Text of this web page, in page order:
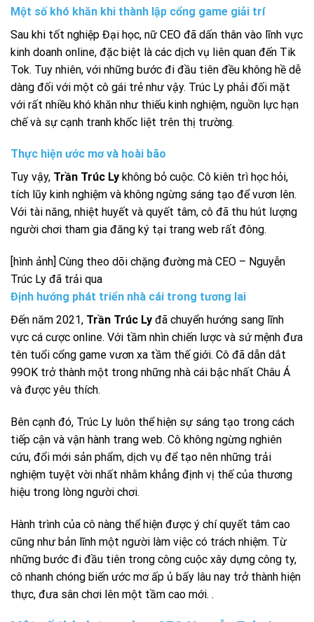
Một số khó khăn khi thành lập cổng game giải trí
Sau khi tốt nghiệp Đại học, nữ CEO đã dấn thân vào lĩnh vực
kinh doanh online, đặc biệt là các dịch vụ liên quan đến Tik
Tok. Tuy nhiên, với những bước đi đầu tiên đều không hề dễ
dàng đối với một cô gái trẻ như vậy. Trúc Ly phải đối mặt
với rất nhiều khó khăn như thiếu kinh nghiệm, nguồn lực hạn
chế và sự cạnh tranh khốc liệt trên thị trường.
Thực hiện ước mơ và hoài bão
Tuy vậy, Trần Trúc Ly không bỏ cuộc. Cô kiên trì học hỏi,
tích lũy kinh nghiệm và không ngừng sáng tạo để vươn lên.
Với tài năng, nhiệt huyết và quyết tâm, cô đã thu hút lượng
người chơi tham gia đăng ký tại trang web rất đông.
[hình ảnh] Cùng theo dõi chặng đường mà CEO – Nguyễn
Trúc Ly đã trải qua
Định hướng phát triển nhà cái trong tương lai
Đến năm 2021, Trần Trúc Ly đã chuyển hướng sang lĩnh
vực cá cược online. Với tầm nhìn chiến lược và sứ mệnh đưa
tên tuổi cổng game vươn xa tầm thế giới. Cô đã dẫn dắt
99OK trở thành một trong những nhà cái bậc nhất Châu Á
và được yêu thích.
Bên cạnh đó, Trúc Ly luôn thể hiện sự sáng tạo trong cách
tiếp cận và vận hành trang web. Cô không ngừng nghiên
cứu, đổi mới sản phẩm, dịch vụ để tạo nên những trải
nghiệm tuyệt vời nhất nhằm khẳng định vị thế của thương
hiệu trong lòng người chơi.
Hành trình của cô nàng thể hiện được ý chí quyết tâm cao
cũng như bản lĩnh một người làm việc có trách nhiệm. Từ
những bước đi đầu tiên trong công cuộc xây dựng công ty,
cô nhanh chóng biến ước mơ ấp ủ bấy lâu nay trở thành hiện
thực, đưa sân chơi lên một tầm cao mới. .